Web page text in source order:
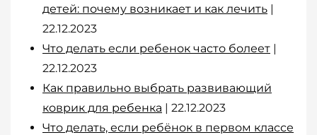
детей: почему возникает и как лечить |
22.12.2023
Что делать если ребенок часто болеет |
22.12.2023
Как правильно выбрать развивающий
коврик для ребенка | 22.12.2023
Что делать, если ребёнок в первом классе